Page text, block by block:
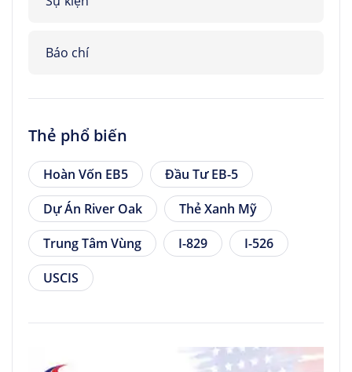
Báo chí
Thẻ phổ biến
Hoàn Vốn EB5
Đầu Tư EB-5
Dự Án River Oak
Thẻ Xanh Mỹ
Trung Tâm Vùng
I-829
I-526
USCIS